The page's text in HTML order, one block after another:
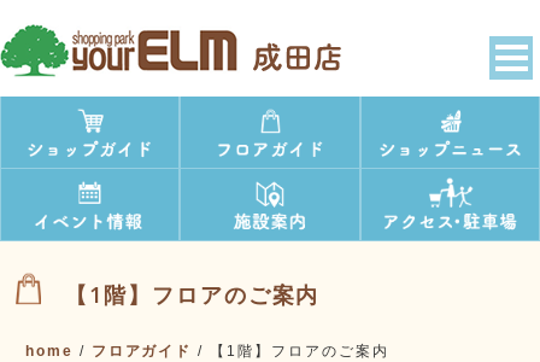
【1階】フロアのご案内
home / フロアガイド / 【1階】フロアのご案内